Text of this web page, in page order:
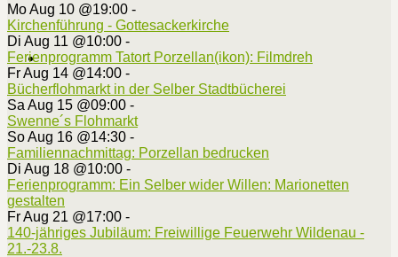
Mo Aug 10 @19:00 -
Kirchenführung - Gottesackerkirche
Di Aug 11 @10:00 -
Ferienprogramm Tatort Porzellan(ikon): Filmdreh
Fr Aug 14 @14:00 -
Bücherflohmarkt in der Selber Stadtbücherei
Sa Aug 15 @09:00 -
Swenne´s Flohmarkt
So Aug 16 @14:30 -
Familiennachmittag: Porzellan bedrucken
Di Aug 18 @10:00 -
Ferienprogramm: Ein Selber wider Willen: Marionetten
gestalten
Fr Aug 21 @17:00 -
140-jähriges Jubiläum: Freiwillige Feuerwehr Wildenau -
21.-23.8.